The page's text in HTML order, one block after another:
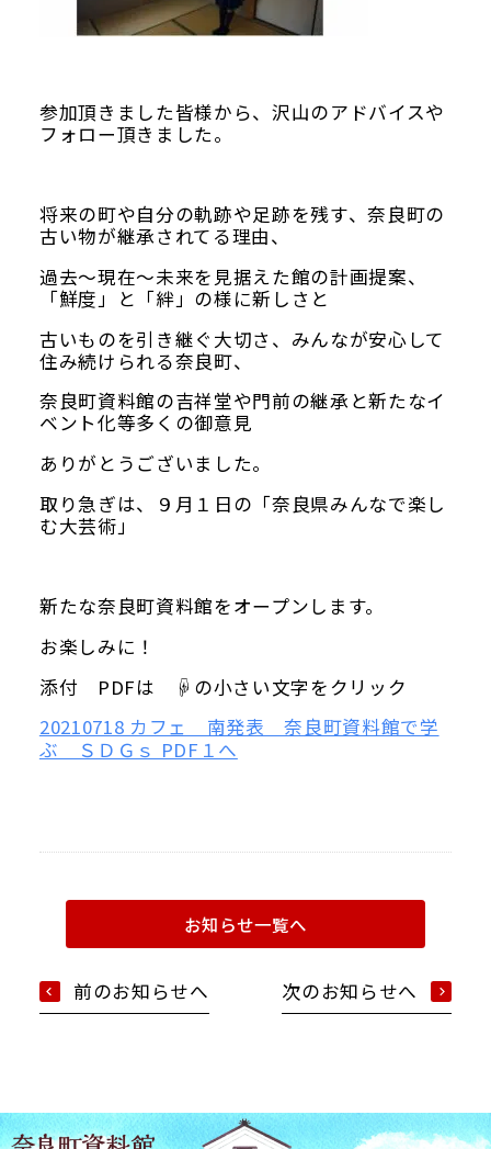
参加頂きました皆様から、沢山のアドバイスや
フォロー頂きました。
将来の町や自分の軌跡や足跡を残す、奈良町の
古い物が継承されてる理由、
過去～現在～未来を見据えた館の計画提案、
「鮮度」と「絆」の様に新しさと
古いものを引き継ぐ大切さ、みんなが安心して
住み続けられる奈良町、
奈良町資料館の吉祥堂や門前の継承と新たなイ
ベント化等多くの御意見
ありがとうございました。
取り急ぎは、９月１日の「奈良県みんなで楽し
む大芸術」
新たな奈良町資料館をオープンします。
お楽しみに！
添付 PDFは ☟の小さい文字をクリック
20210718 カフェ 南発表 奈良町資料館で学
ぶ ＳＤＧｓ PDF１へ
前のお知らせへ
お知らせ一覧へ
次のお知らせへ